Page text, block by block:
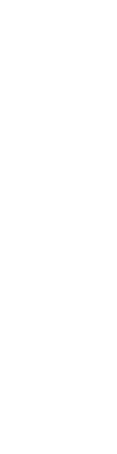
Uleiuri Unghii /